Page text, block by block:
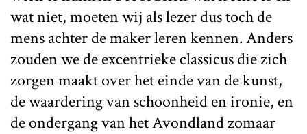
wat niet, moeten wij als lezer dus toch de
mens achter de maker leren kennen. Anders
zouden we de excentrieke classicus die zich
zorgen maakt over het einde van de kunst,
de waardering van schoonheid en ironie, en
de ondergang van het Avondland zomaar